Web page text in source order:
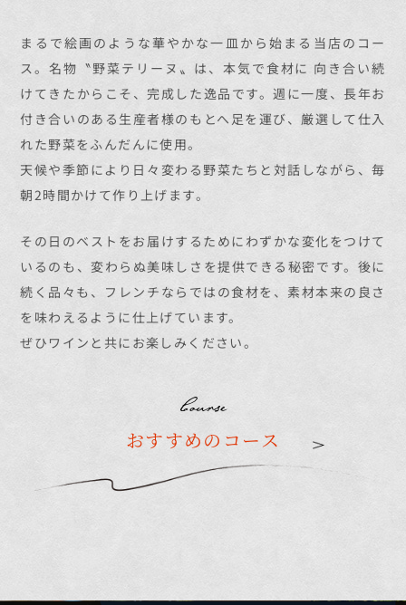
まるで絵画のような華やかな一皿から始まる当店のコー
ス。名物〝野菜テリーヌ〟は、本気で食材に 向き合い続
けてきたからこそ、完成した逸品です。週に一度、長年お
付き合いのある生産者様のもとへ 足を運び、厳選して仕入
れた野菜をふんだんに使用。
天候や季節により日々変わる野菜たちと 対話しながら、毎
朝2時間かけて作り上げます。
その日のベストをお届けするためにわずかな変化をつけて
いるのも、変わらぬ美味しさを提供できる秘密です。 後に
続く品々も、フレンチならではの食材を、 素材本来の良さ
を味わえるように仕上げています。
ぜひワインと共にお楽しみください。
Course
おすすめのコース